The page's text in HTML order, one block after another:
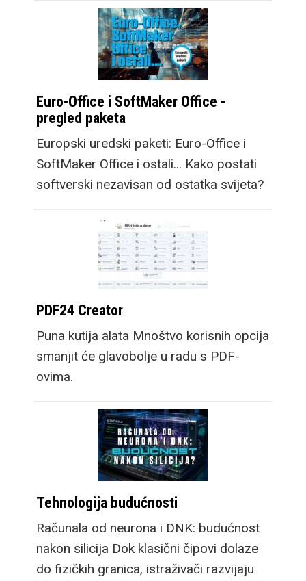
Euro-Office i SoftMaker Office -
pregled paketa
Europski uredski paketi: Euro-Office i
SoftMaker Office i ostali... Kako postati
softverski nezavisan od ostatka svijeta?
PDF24 Creator
Puna kutija alata Mnoštvo korisnih opcija
smanjit će glavobolje u radu s PDF-
ovima.
Tehnologija budućnosti
Računala od neurona i DNK: budućnost
nakon silicija Dok klasični čipovi dolaze
do fizičkih granica, istraživači razvijaju